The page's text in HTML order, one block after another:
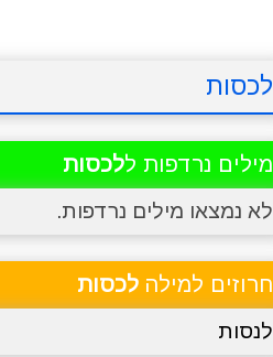
לכסות
מילים נרדפות ללכסות
לא נמצאו מילים נרדפות.
חרוזים למילה לכסות
לנסות